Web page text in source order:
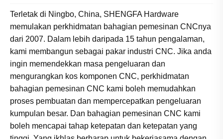
Terletak di Ningbo, China, SHENGFA Hardware
memulakan perkhidmatan bahagian pemesinan CNCnya
dari 2007. Dalam lebih daripada 15 tahun pengalaman,
kami membangun sebagai pakar industri CNC. Jika anda
ingin memendekkan masa pengeluaran dan
mengurangkan kos komponen CNC, perkhidmatan
bahagian pemesinan CNC kami boleh memudahkan
proses pembuatan dan mempercepatkan pengeluaran
kumpulan besar. Dan bahagian pemesinan CNC kami
boleh mencapai tahap ketepatan dan ketepatan yang